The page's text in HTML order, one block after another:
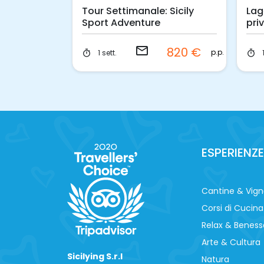
Tour Settimanale: Sicily
Sport Adventure
timer 1 sett. email 820 € p.p. timer
Sicilying S.r.l
ESPERIENZE
Cantine &
Corsi di Cucina
Relax &
Arte & Cultura
Natura